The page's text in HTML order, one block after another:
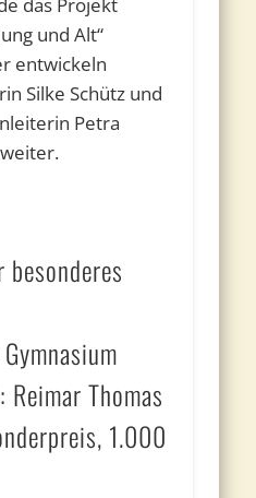
und Alt“
entwickeln
Silke Schütz und
Petra
Thomas
1.000